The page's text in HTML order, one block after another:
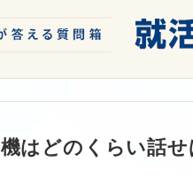
はどのくらい話